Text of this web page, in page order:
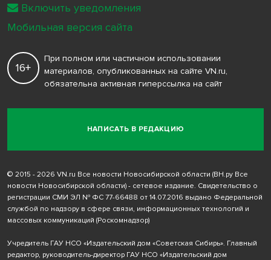
НАПИСАТЬ В РЕДАКЦИЮ
16+
При полном или частичном использовании
материалов, опубликованных на сайте VN.ru,
обязательна активная гиперссылка на сайт
© 2015 - 2026 VN.ru Все новости Новосибирской области (ВН.ру Все
новости Новосибирской области) - сетевое издание. Свидетельство о
регистрации СМИ ЭЛ № ФС 77-66488 от 14.07.2016 выдано Федеральной
службой по надзору в сфере связи, информационных технологий и
массовых коммуникаций (Роскомнадзор)
Учредитель ГАУ НСО «Издательский дом «Советская Сибирь». Главный
редактор, руководитель-директор ГАУ НСО «Издательский дом
Включить уведомления
Мобильная версия сайта